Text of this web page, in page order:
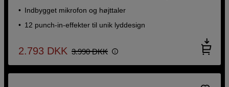
Indbygget mikrofon og højttaler
12 punch-in-effekter til unik lyddesign
2.793 DKK 3.990 DKK